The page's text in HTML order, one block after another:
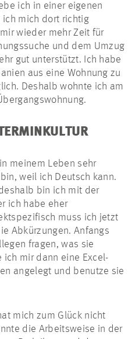
ich in einer eigenen
ich mich dort richtig
wieder mehr Zeit für
und dem Umzug
gut unterstützt. Ich habe
aus eine Wohnung zu
Deshalb wohnte ich am
meinem Leben sehr
weil ich Deutsch kann.
bin ich mit der
ich habe eher
muss ich jetzt
Abkürzungen. Anfangs
fragen, was sie
mir dann eine Excel-
angelegt und benutze sie
mich zum Glück nicht
die Arbeitsweise in der